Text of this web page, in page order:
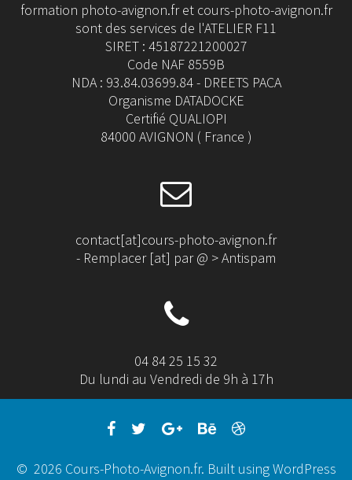
formation photo-avignon.fr et cours-photo-avignon.fr
sont des services de l'ATELIER F11
SIRET : 45187221200027
Code NAF 8559B
NDA : 93.84.03699.84 - DREETS PACA
Organisme DATADOCKE
Certifié QUALIOPI
84000 AVIGNON ( France )
contact[at]cours-photo-avignon.fr
- Remplacer [at] par @ > Antispam
04 84 25 15 32
Du lundi au Vendredi de 9h à 17h
© 2026 Cours-Photo-Avignon.fr. Built using WordPress